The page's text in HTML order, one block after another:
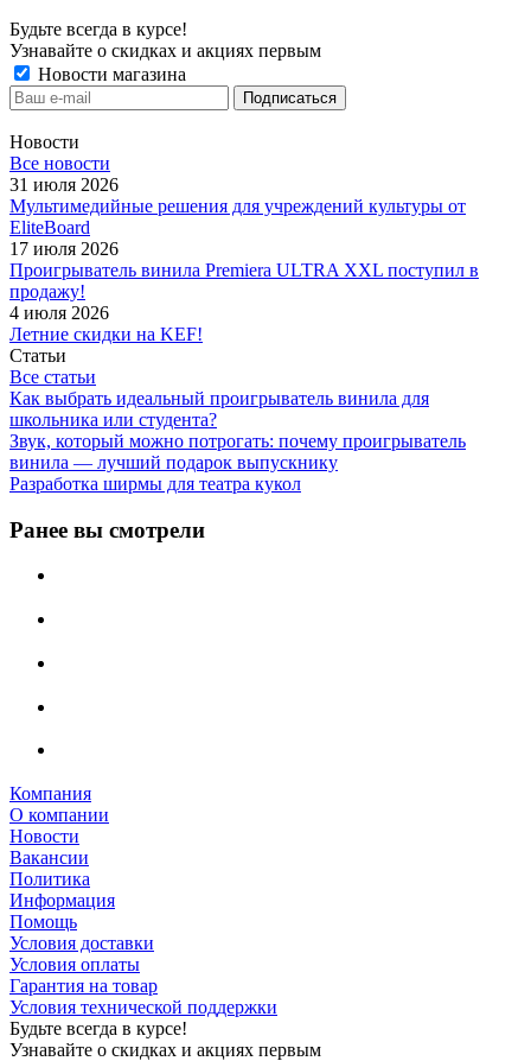
Будьте всегда в курсе!
Узнавайте о скидках и акциях первым
Новости магазина
Новости
Все новости
31 июля 2026
Мультимедийные решения для учреждений культуры от
EliteBoard
17 июля 2026
Проигрыватель винила Premiera ULTRA XXL поступил в
продажу!
4 июля 2026
Летние скидки на KEF!
Статьи
Все статьи
Как выбрать идеальный проигрыватель винила для
школьника или студента?
Звук, который можно потрогать: почему проигрыватель
винила — лучший подарок выпускнику
Разработка ширмы для театра кукол
Ранее вы смотрели
Компания
О компании
Новости
Вакансии
Политика
Информация
Помощь
Условия доставки
Условия оплаты
Гарантия на товар
Условия технической поддержки
Будьте всегда в курсе!
Узнавайте о скидках и акциях первым